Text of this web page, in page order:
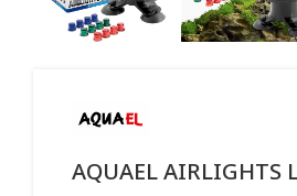
ΑQUAEL AIRLIGHTS